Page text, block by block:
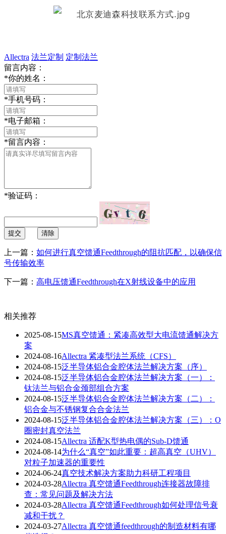
Allectra 法兰定制 定制法兰
留言内容：
*你的姓名：
*手机号码：
*电子邮箱：
*留言内容：
*验证码：
提交 清除
上一篇： 如何进行真空馈通Feedthrough的阻抗匹配，以确保信
号传输效率
下一篇： 高电压馈通Feedthrough在X射线设备中的应用
相关推荐
2025-08-15MS真空馈通：紧凑高效型大电流馈通解决方
案
2024-08-16Allectra 紧凑型法兰系统（CFS）
2024-08-15泛半导体铝合金腔体法兰解决方案（序）
2024-08-15泛半导体铝合金腔体法兰解决方案（一）：
钛法兰与铝合金颈部组合方案
2024-08-15泛半导体铝合金腔体法兰解决方案（二）：
铝合金与不锈钢复合合金法兰
2024-08-15泛半导体铝合金腔体法兰解决方案（三）：O
圈密封真空法兰
2024-08-15Allectra 适配K型热电偶的Sub-D馈通
2024-08-14为什么“真空”如此重要：超高真空（UHV）
对粒子加速器的重要性
2024-06-24真空技术解决方案助力科研工程项目
2024-03-28Allectra 真空馈通Feedthrough连接器故障排
查：常见问题及解决方法
2024-03-28Allectra 真空馈通Feedthrough如何处理信号衰
减和干扰？
2024-03-27Allectra 真空馈通feedthrough的制造材料有哪